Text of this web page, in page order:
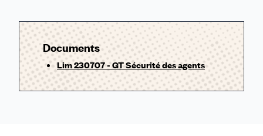
Documents
Lim 230707 - GT Sécurité des agents